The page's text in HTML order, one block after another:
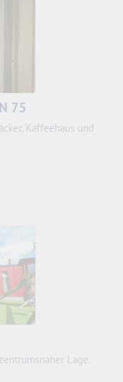
75
Kaffeehaus und
Lage.